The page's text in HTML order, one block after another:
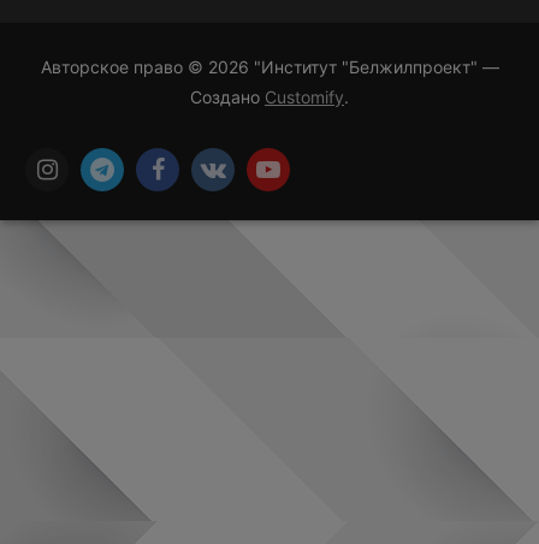
Авторское право © 2026 "Институт "Белжилпроект" —
Создано Customify.